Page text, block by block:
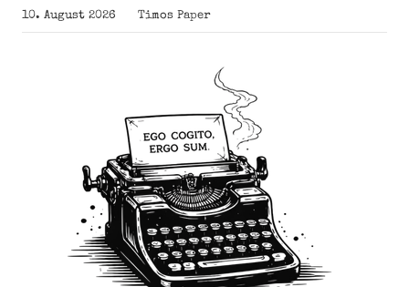
Zum
Inhalt
10. August 2026 Timos Paper